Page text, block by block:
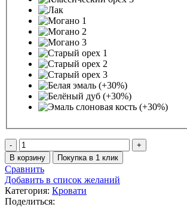
Количество
товара
Кровать
Мария
В корзину Покупка в 1 клик
Сравнить
Добавить в список желаний
Категория: Кровати
Поделиться: